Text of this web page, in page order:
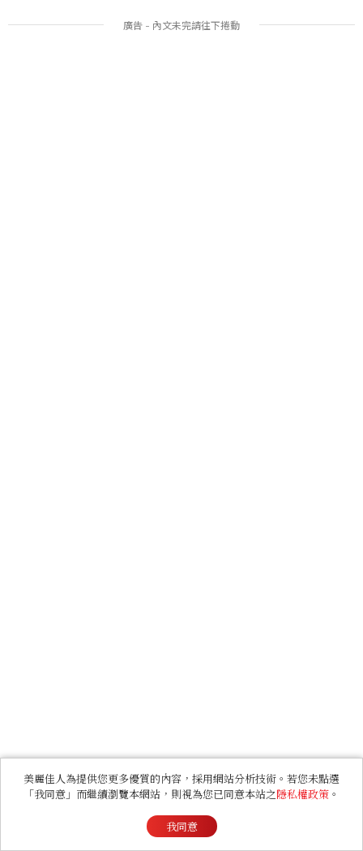
美麗佳人為提供您更多優質的內容，採用網站分析技術。若您未點選
「我同意」而繼續瀏覽本網站，則視為您已同意本站之隱私權政策 。
我同意